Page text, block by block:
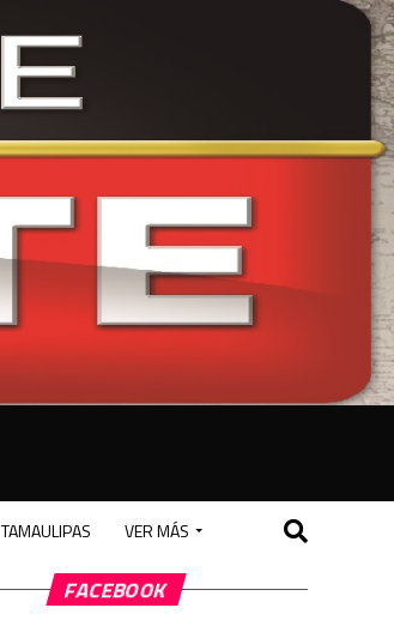
TAMAULIPAS VER MÁS
FACEBOOK